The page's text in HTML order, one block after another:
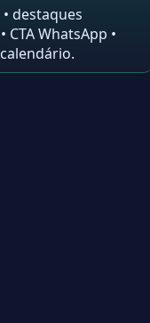
destaques
WhatsApp •